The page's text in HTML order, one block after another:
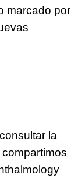
marcado por
la